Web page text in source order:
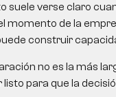
suele verse claro
momento de la
construir
no es la más
para que la